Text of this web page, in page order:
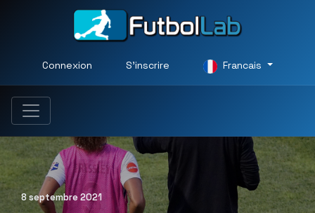
Connexion S'inscrire Francais
8 septembre 2021